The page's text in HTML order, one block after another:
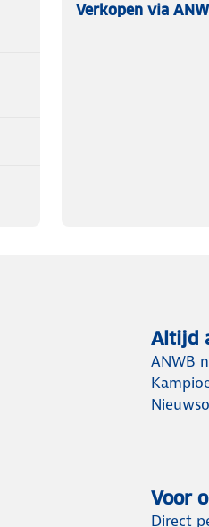
Verkopen via
Altijd
ANWB
Voor
Direct